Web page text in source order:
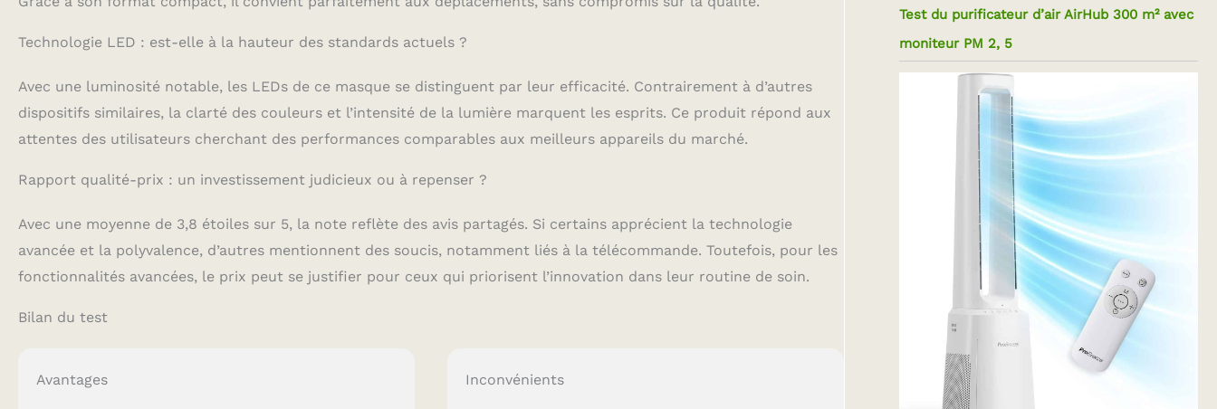
Technologie LED : est-elle à la hauteur des standards actuels ?
Avec une luminosité notable, les LEDs de ce masque se distinguent par leur efficacité. Contrairement à d’autres
dispositifs similaires, la clarté des couleurs et l’intensité de la lumière marquent les esprits. Ce produit répond aux
attentes des utilisateurs cherchant des performances comparables aux meilleurs appareils du marché.
Rapport qualité-prix : un investissement judicieux ou à repenser ?
Avec une moyenne de 3,8 étoiles sur 5, la note reflète des avis partagés. Si certains apprécient la technologie
avancée et la polyvalence, d’autres mentionnent des soucis, notamment liés à la télécommande. Toutefois, pour les
fonctionnalités avancées, le prix peut se justifier pour ceux qui priorisent l’innovation dans leur routine de soin.
Bilan du test
Avantages Inconvénients
Test du purificateur d’air AirHub 300 m² avec
moniteur PM 2, 5